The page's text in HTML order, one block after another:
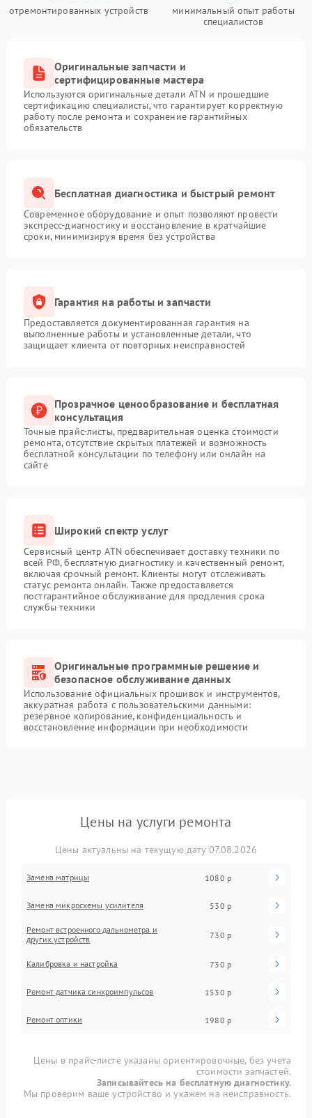
отремонтированных устройств
минимальный опыт работы
специалистов
Оригинальные запчасти и
сертифицированные мастера
Используются оригинальные детали ATN и прошедшие
сертификацию специалисты, что гарантирует корректную
работу после ремонта и сохранение гарантийных
обязательств
Бесплатная диагностика и быстрый ремонт
Современное оборудование и опыт позволяют провести
экспресс-диагностику и восстановление в кратчайшие
сроки, минимизируя время без устройства
Гарантия на работы и запчасти
Предоставляется документированная гарантия на
выполненные работы и установленные детали, что
защищает клиента от повторных неисправностей
Прозрачное ценообразование и бесплатная
консультация
Точные прайс-листы, предварительная оценка стоимости
ремонта, отсутствие скрытых платежей и возможность
бесплатной консультации по телефону или онлайн на
сайте
Широкий спектр услуг
Сервисный центр ATN обеспечивает доставку техники по
всей РФ, бесплатную диагностику и качественный ремонт,
включая срочный ремонт. Клиенты могут отслеживать
статус ремонта онлайн. Также предоставляется
постгарантийное обслуживание для продления срока
службы техники
Оригинальные программные решение и
безопасное обслуживание данных
Использование официальных прошивок и инструментов,
аккуратная работа с пользовательскими данными:
резервное копирование, конфиденциальность и
восстановление информации при необходимости
Цены на услуги ремонта
Цены актуальны на текущую дату 07.08.2026
Замена матрицы 1080 р
Замена микросхемы усилителя 530 р
Ремонт встроенного дальнометра и
других устройств
730 р
Калибровка и настройка 730 р
Ремонт датчика синхроимпульсов 1530 р
Ремонт оптики 1980 р
Цены в прайс-листе указаны ориентировочные, без учета
стоимости запчастей.
Записывайтесь на бесплатную диагностику.
Мы проверим ваше устройство и укажем на неисправность.